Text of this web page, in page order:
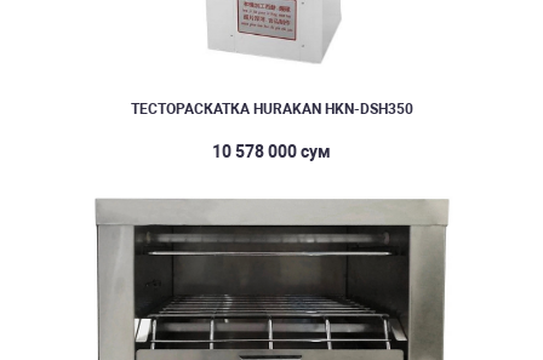
ТЕСТОРАСКАТКА HURAKAN HKN-DSH350
10 578 000 сум